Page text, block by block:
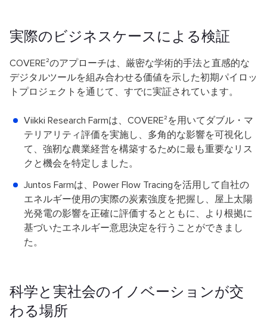
実際のビジネスケースによる検証
COVERE²のアプローチは、厳密な学術的手法と直感的な
デジタルツールを組み合わせる価値を示した初期パイロッ
トプロジェクトを通じて、すでに実証されています。
Viikki Research Farmは、COVERE²を用いてダブル・マ
テリアリティ評価を実施し、多角的な影響を可視化し
て、強靭な農業経営を構築するために最も重要なリス
クと機会を特定しました。
Juntos Farmは、Power Flow Tracingを活用して自社の
エネルギー使用の実際の炭素強度を把握し、屋上太陽
光発電の影響を正確に評価するとともに、より根拠に
基づいたエネルギー意思決定を行うことができまし
た。
科学と実社会のイノベーションが交
わる場所